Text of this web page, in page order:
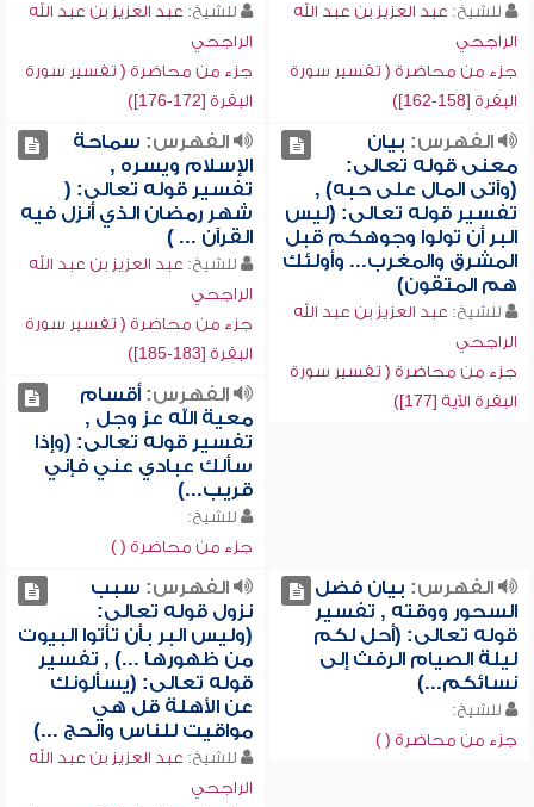
للشيخ: عبد العزيز بن عبد الله
الراجحي
جزء من محاضرة ( تفسير سورة
البقرة [158-162])
للشيخ: عبد العزيز بن عبد الله
الراجحي
جزء من محاضرة ( تفسير سورة
البقرة [172-176])
الفهرس: بيان
معنى قوله تعالى:
(وآتى المال على حبه) ,
تفسير قوله تعالى: (ليس
البر أن تولوا وجوهكم قبل
المشرق والمغرب... وأولئك
هم المتقون)
للشيخ: عبد العزيز بن عبد الله
الراجحي
جزء من محاضرة ( تفسير سورة
البقرة الآية [177])
الفهرس: سماحة
الإسلام ويسره ,
تفسير قوله تعالى: (
شهر رمضان الذي أنزل فيه
القرآن ... )
للشيخ: عبد العزيز بن عبد الله
الراجحي
جزء من محاضرة ( تفسير سورة
البقرة [183-185])
الفهرس:أقسام
معية الله عز وجل ,
تفسير قوله تعالى: (وإذا
سألك عبادي عني فإني
قريب...)
للشيخ:
جزء من محاضرة ( )
الفهرس: بيان فضل
السحور ووقته , تفسير
قوله تعالى: (أحل لكم
ليلة الصيام الرفث إلى
نسائكم...)
للشيخ:
جزء من محاضرة ( )
الفهرس: سبب
نزول قوله تعالى:
(وليس البر بأن تأتوا البيوت
من ظهورها ...) , تفسير
قوله تعالى: (يسألونك
عن الأهلة قل هي
مواقيت للناس والحج ...)
للشيخ: عبد العزيز بن عبد الله
الراجحي